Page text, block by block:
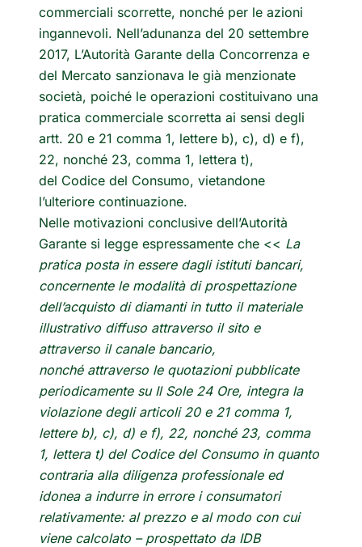
commerciali scorrette, nonché per le azioni
ingannevoli. Nell’adunanza del 20 settembre
2017, L’Autorità Garante della Concorrenza e
del Mercato sanzionava le già menzionate
società, poiché le operazioni costituivano una
pratica commerciale scorretta ai sensi degli
artt. 20 e 21 comma 1, lettere b), c), d) e f),
22, nonché 23, comma 1, lettera t),
del Codice del Consumo, vietandone
l’ulteriore continuazione.
Nelle motivazioni conclusive dell’Autorità
Garante si legge espressamente che << La
pratica posta in essere dagli istituti bancari,
concernente le modalità di prospettazione
dell’acquisto di diamanti in tutto il materiale
illustrativo diffuso attraverso il sito e
attraverso il canale bancario,
nonché attraverso le quotazioni pubblicate
periodicamente su Il Sole 24 Ore, integra la
violazione degli articoli 20 e 21 comma 1,
lettere b), c), d) e f), 22, nonché 23, comma
1, lettera t) del Codice del Consumo in quanto
contraria alla diligenza professionale ed
idonea a indurre in errore i consumatori
relativamente: al prezzo e al modo con cui
viene calcolato – prospettato da IDB